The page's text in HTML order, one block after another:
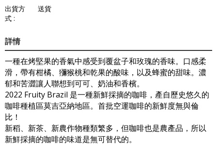
出貨方
式 :
送貨
詳情
一種在烤堅果的香氣中感受到覆盆子和玫瑰的香味。口感柔
滑，帶有柑橘、獼猴桃和乾果的酸味，以及蜂蜜的甜味。濃
郁和苦澀讓人聯想到可可、奶油和香檳。
2022 Fruity Brazil 是一種新鮮採摘的咖啡，產自歷史悠久的
咖啡種植區莫吉亞納地區。首批空運咖啡的新鮮度無與倫
比！
新稻、新茶、新農作物種類繁多，但咖啡也是農產品，所以
新鮮採摘的咖啡的味道是無可替代的。